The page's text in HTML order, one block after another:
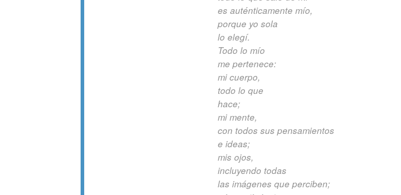
es auténticamente mío,
porque yo sola
lo elegí.
Todo lo mío
me pertenece:
mi cuerpo,
todo lo que
hace;
mi mente,
con todos sus pensamientos
e ideas;
mis ojos,
incluyendo todas
las imágenes que perciben;